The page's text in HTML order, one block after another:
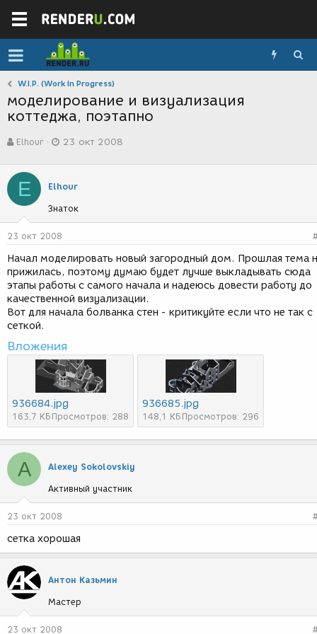
W.I.P. (Work In Progress)
моделирование и визуализация
коттеджа, поэтапно
в
о
р
т
е
м
ы
Elhour
а
с
з
д
и
я
23 окт 2008
E Elhour
Знаток
23 окт 2008
Начал моделировать новый загородный дом. Прошлая тема
прижилась, поэтому думаю будет лучше выкладывать сюда
этапы работы с самого начала и надеюсь довести работу до
качественной визуализации.
Вот для начала болванка стен - критикуйте если что не так с
сеткой.
Вложения
936684.jpg
163,7 КБ Просмотров: 288
936685.jpg
148,1 КБ Просмотров: 296
A Alexey Sokolovskiy
Активный участник
23 окт 2008
сетка хорошая
Антон Казьмин
Мастер
23 окт 2008